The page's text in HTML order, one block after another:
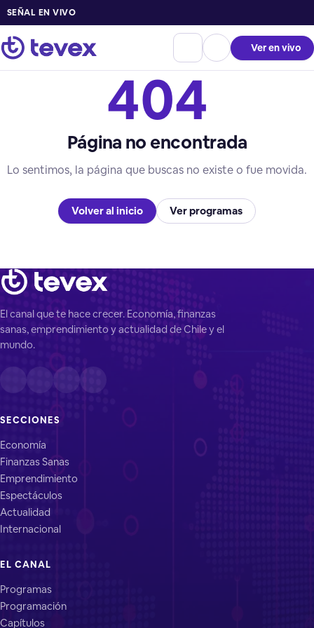
SEÑAL EN VIVO
Ver en vivo
404
Página no encontrada
Lo sentimos, la página que buscas no existe o fue movida.
Volver al inicio Ver programas
El canal que te hace crecer. Economía, finanzas
sanas, emprendimiento y actualidad de Chile y el
mundo.
SECCIONES
Economía
Finanzas Sanas
Emprendimiento
Espectáculos
Actualidad
Internacional
EL CANAL
Programas
Programación
Capítulos